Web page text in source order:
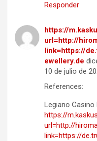
Responder
https://
url=http://
link=https://
ewellery.de
10 de julio de
References:
Legiano Casino
https://
url=http://
link=https://